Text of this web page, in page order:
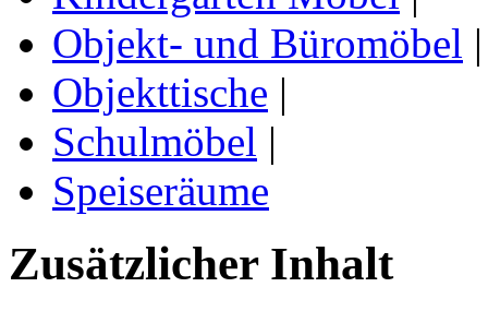
Objekt- und Büromöbel |
Objekttische |
Schulmöbel |
Speiseräume
Zusätzlicher Inhalt